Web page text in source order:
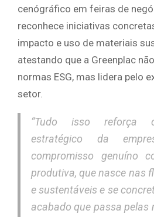
cenógráfico em feiras de
reconhece iniciativas
impacto e uso de materiais
atestando que a Greenplac
normas ESG, mas lidera pelo
setor.
“Tudo isso reforça
estratégico da
compromisso genuíno
produtiva, que nasce nas
e sustentáveis e se
acabado que passa pelas